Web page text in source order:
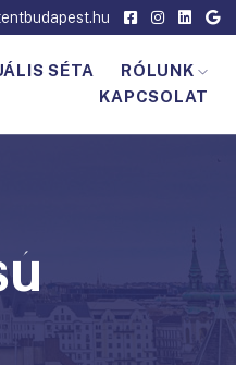
SÉTA
RÓLUNK
KAPCSOLAT